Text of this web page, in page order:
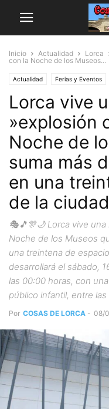
Inicio Actualidad Lorca
con la Noche de los Museos...
Actualidad Ferias y Eventos
Lorca vive
»explosión
Noche de
suma más
en una
de la ciudad
🎭🎵🎊🌙 Lorca vive
Noche de los Museos
una treintena de
desarrollará el sábado,
las 00:00 horas, con
público infantil, entre las
Por COSAS DE LORCA - 08/